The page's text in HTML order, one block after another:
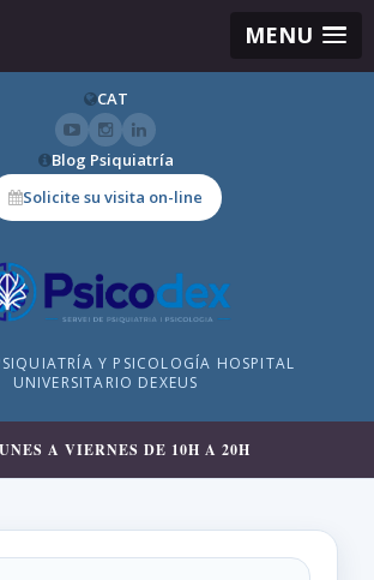
MENU
CAT
Blog Psiquiatría
Solicite su visita on-line
Y PSICOLOGÍA HOSPITAL
UNIVERSITARIO DEXEUS
A VIERNES DE 10H A 20H